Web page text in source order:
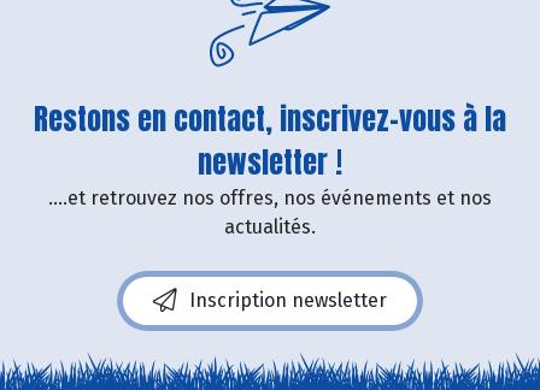
Restons en contact, inscrivez-vous à la
newsletter !
....et retrouvez nos offres, nos événements et nos
actualités.
Inscription newsletter